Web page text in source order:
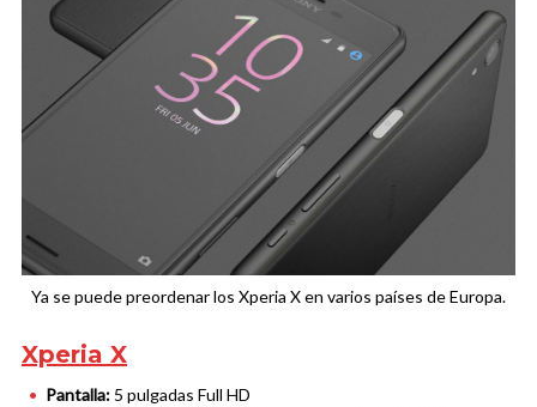
Ya se puede preordenar los Xperia X en varios países de Europa.
Xperia X
Pantalla: 5 pulgadas Full HD